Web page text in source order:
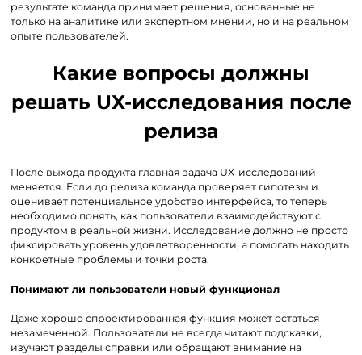
результате команда принимает решения, основанные не
только на аналитике или экспертном мнении, но и на реальном
опыте пользователей.
Какие вопросы должны
решать UX-исследования после
релиза
После выхода продукта главная задача UX-исследований
меняется. Если до релиза команда проверяет гипотезы и
оценивает потенциальное удобство интерфейса, то теперь
необходимо понять, как пользователи взаимодействуют с
продуктом в реальной жизни. Исследование должно не просто
фиксировать уровень удовлетворенности, а помогать находить
конкретные проблемы и точки роста.
Понимают ли пользователи новый функционал
Даже хорошо спроектированная функция может остаться
незамеченной. Пользователи не всегда читают подсказки,
изучают разделы справки или обращают внимание на